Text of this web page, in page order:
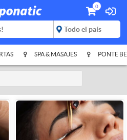
0
SPA & MASAJES PONTE